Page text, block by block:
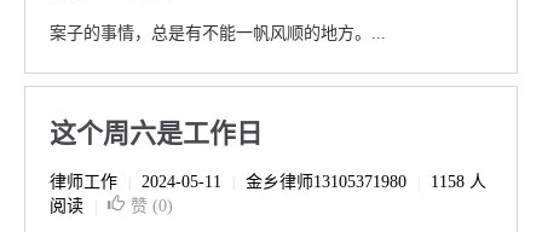
案子的事情，总是有不能一帆风顺的地方。...
这个周六是工作日
律师工作 2024-05-11 金乡律师13105371980
1158 人
阅读
赞 (0)